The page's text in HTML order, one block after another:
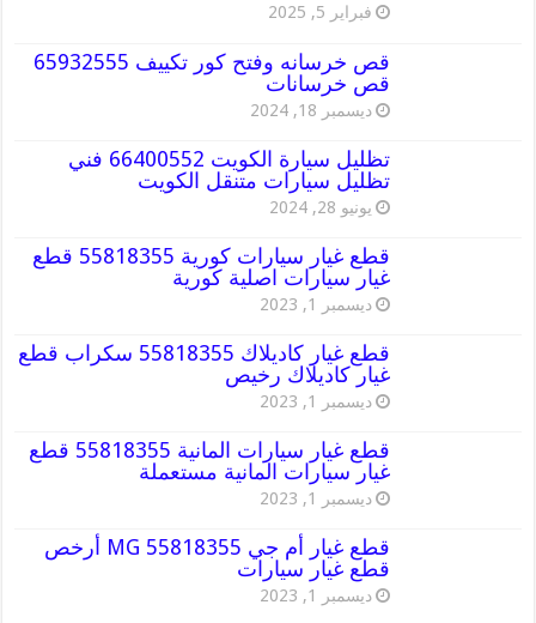
فبراير 5, 2025
قص خرسانه وفتح كور تكييف 65932555
قص خرسانات
ديسمبر 18, 2024
تظليل سيارة الكويت 66400552 فني
تظليل سيارات متنقل الكويت
يونيو 28, 2024
قطع غيار سيارات كورية 55818355 قطع
غيار سيارات اصلية كورية
ديسمبر 1, 2023
قطع غيار كاديلاك 55818355 سكراب قطع
غيار كاديلاك رخيص
ديسمبر 1, 2023
قطع غيار سيارات المانية 55818355 قطع
غيار سيارات المانية مستعملة
ديسمبر 1, 2023
قطع غيار أم جي MG 55818355 أرخص
قطع غيار سيارات
ديسمبر 1, 2023